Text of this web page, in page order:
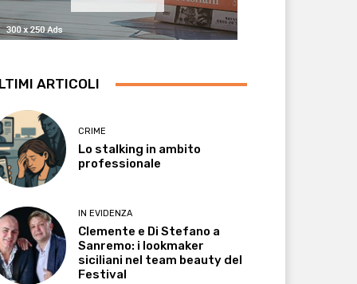
ARTICOLI
CRIME
Lo stalking in ambito
professionale
IN EVIDENZA
Clemente e Di Stefano a
Sanremo: i lookmaker
siciliani nel team beauty del
Festival